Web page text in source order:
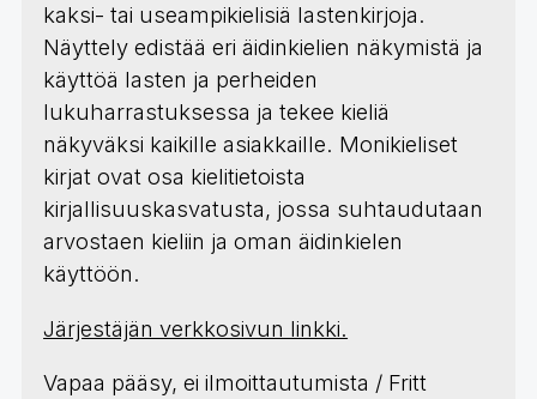
kaksi- tai useampikielisiä lastenkirjoja.
Näyttely edistää eri äidinkielien näkymistä ja
käyttöä lasten ja perheiden
lukuharrastuksessa ja tekee kieliä
näkyväksi kaikille asiakkaille. Monikieliset
kirjat ovat osa kielitietoista
kirjallisuuskasvatusta, jossa suhtaudutaan
arvostaen kieliin ja oman äidinkielen
käyttöön.
Järjestäjän verkkosivun linkki.
Vapaa pääsy, ei ilmoittautumista / Fritt